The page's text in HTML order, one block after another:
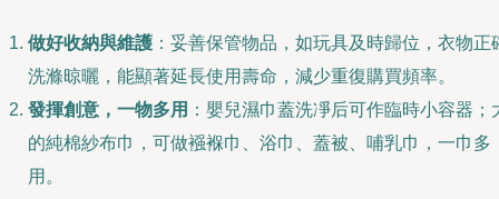
做好收納與維護 ：妥善保管物品，如玩具及時歸位，衣物正
洗滌晾曬，能顯著延長使用壽命，減少重復購買頻率。
發揮創意，一物多用 ：嬰兒濕巾蓋洗凈后可作臨時小容器；
的純棉紗布巾，可做襁褓巾、浴巾、蓋被、哺乳巾，一巾多
用。